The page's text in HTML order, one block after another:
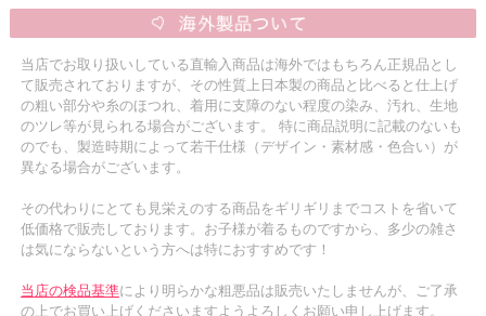
当店でお取り扱いしている直輸入商品は海外ではもちろん正規品とし
て販売されておりますが、その性質上日本製の商品と比べると仕上げ
の粗い部分や糸のほつれ、着用に支障のない程度の染み、汚れ、生地
のツレ等が見られる場合がございます。 特に商品説明に記載のないも
のでも、製造時期によって若干仕様（デザイン・素材感・色合い）が
異なる場合がございます。
その代わりにとても見栄えのする商品をギリギリまでコストを省いて
低価格で販売しております。お子様が着るものですから、多少の雑さ
は気にならないという方へは特におすすめです！
当店の検品基準により明らかな粗悪品は販売いたしませんが、ご了承
の上でお買い上げくださいますようよろしくお願い申し上げます。